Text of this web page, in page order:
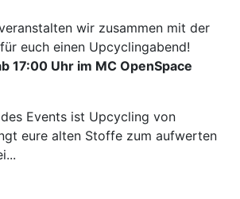
wir zusammen mit der
euch einen Upcyclingabend!
17:00 Uhr im MC OpenSpace
Events ist Upcycling von
eure alten Stoffe zum aufwerten